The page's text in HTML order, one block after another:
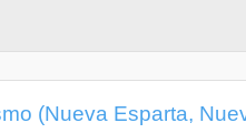
(Nueva Esparta,